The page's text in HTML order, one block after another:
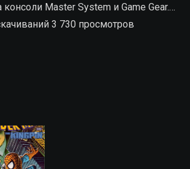
консоли Master System и Game Gear.…
3 730 просмотров